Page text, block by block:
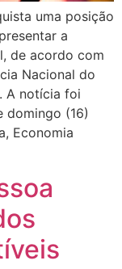
uma posição
a
de acordo com
Nacional do
A notícia foi
domingo (16)
Economia